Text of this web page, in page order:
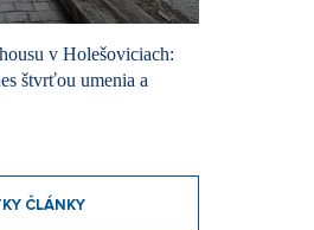
v Holešoviciach:
štvrťou umenia a
ČLÁNKY